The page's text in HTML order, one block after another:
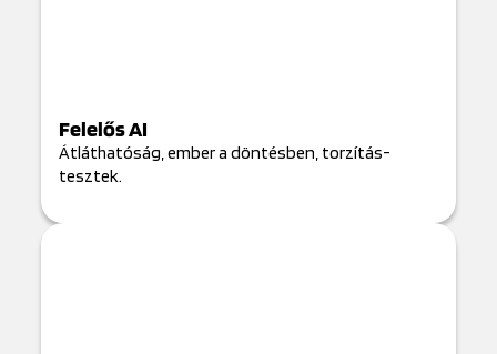
Felelős AI
Átláthatóság, ember a döntésben, torzítás-
tesztek.